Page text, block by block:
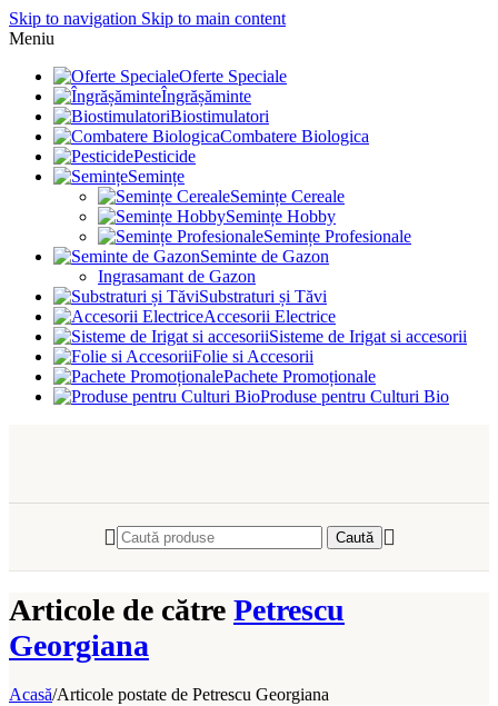
Skip to navigation Skip to main content
Meniu
Oferte Speciale
Îngrășăminte
Biostimulatori
Combatere Biologica
Pesticide
Semințe
Semințe Cereale
Semințe Hobby
Semințe Profesionale
Seminte de Gazon
Ingrasamant de Gazon
Substraturi și Tăvi
Accesorii Electrice
Sisteme de Irigat si accesorii
Folie si Accesorii
Pachete Promoționale
Produse pentru Culturi Bio
Caută
Articole de către Petrescu
Georgiana
Acasă/Articole postate de Petrescu Georgiana